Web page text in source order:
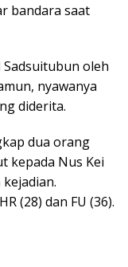
bandara saat
Sadsuitubun oleh
nyawanya
diderita.
dua orang
kepada Nus Kei
(28) dan FU (36).